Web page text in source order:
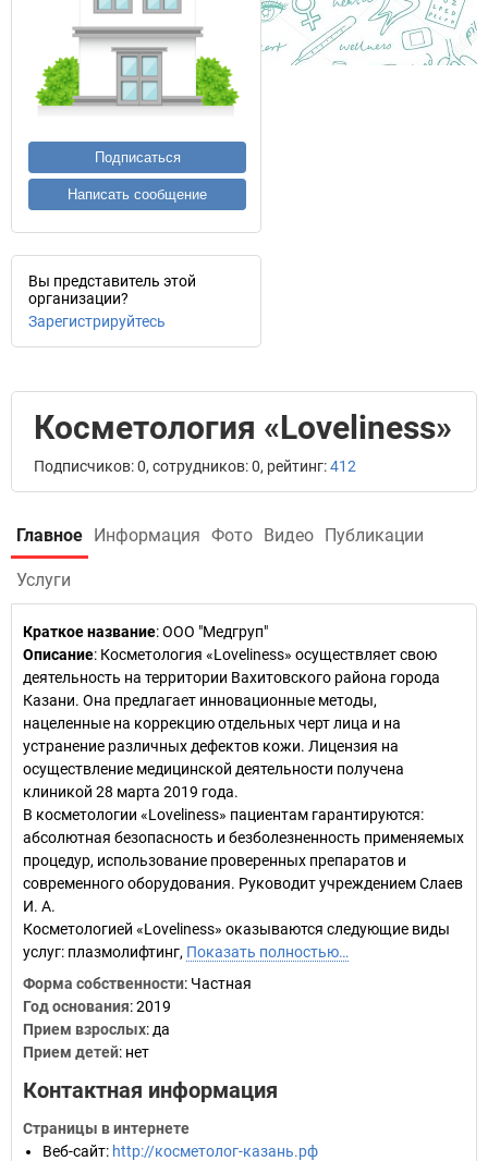
Подписаться
Написать сообщение
Вы представитель этой
организации?
Зарегистрируйтесь
Косметология «Loveliness»
Подписчиков: 0, сотрудников: 0, рейтинг:412
Главное Информация Фото Видео Публикации
Услуги
Краткое название:ООО "Медгруп"
Описание: Косметология «Loveliness» осуществляет свою
деятельность на территории Вахитовского района города
Казани. Она предлагает инновационные методы,
нацеленные на коррекцию отдельных черт лица и на
устранение различных дефектов кожи. Лицензия на
осуществление медицинской деятельности получена
клиникой 28 марта 2019 года.
В косметологии «Loveliness» пациентам гарантируются:
абсолютная безопасность и безболезненность применяемых
процедур, использование проверенных препаратов и
современного оборудования. Руководит учреждением Слаев
И. А.
Косметологией «Loveliness» оказываются следующие виды
услуг: плазмолифтинг, Показать полностью…
Форма собственности: Частная
Год основания:2019
Прием взрослых: да
Прием детей: нет
Контактная информация
Страницы в интернете
Веб-сайт: http://косметолог-казань.рф